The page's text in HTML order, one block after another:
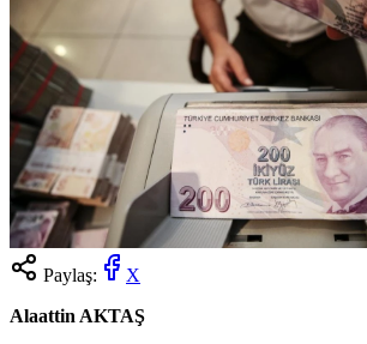
Paylaş:
X
Alaattin AKTAŞ